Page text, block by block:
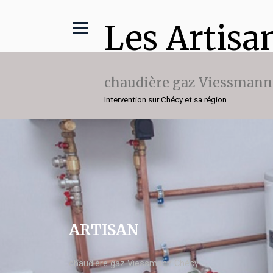
Les
chaudière gaz Viessmann
Intervention sur Chécy et sa région
ARTISAN
chaudière gaz Viessmann Chécy